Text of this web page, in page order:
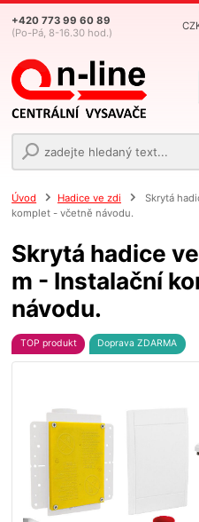
+420 773 99 60 89
(Po-Pá, 8-16.30 hod.)
Úvod Hadice ve zdi
Skrytá
komplet - včetně návodu.
Skrytá hadice
m - Instalační
návodu.
TOP produkt Doprava ZDARMA